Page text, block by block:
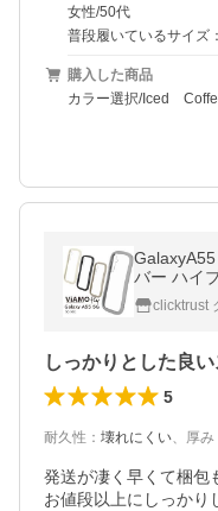
女性/50代
普段履いているサイズ
購入した商品
カラー選択/Iced
バー ハイ
ャラクシ
ット 携帯
clicktrust
しっかりとした良
5
耐久性 ： 壊れにくい、 厚み
発送が凄く早くて梱包
お値段以上にしっかり